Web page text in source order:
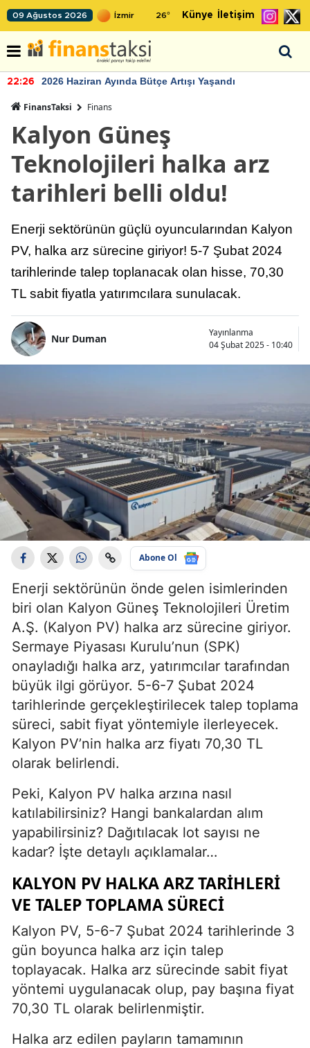
09 Ağustos 2026 26° Künye İletişim
22:26 2026 Haziran Ayında Bütçe Artışı Yaşandı
FinansTaksi Finans
Kalyon Güneş
Teknolojileri halka arz
tarihleri belli oldu!
Enerji sektörünün güçlü oyuncularından Kalyon
PV, halka arz sürecine giriyor! 5-7 Şubat 2024
tarihlerinde talep toplanacak olan hisse, 70,30
TL sabit fiyatla yatırımcılara sunulacak.
Nur Duman
Yayınlanma
04 Şubat 2025 - 10:40
Abone Ol
Enerji sektörünün önde gelen isimlerinden
biri olan Kalyon Güneş Teknolojileri Üretim
A.Ş. (Kalyon PV) halka arz sürecine giriyor.
Sermaye Piyasası Kurulu’nun (SPK)
onayladığı halka arz, yatırımcılar tarafından
büyük ilgi görüyor. 5-6-7 Şubat 2024
tarihlerinde gerçekleştirilecek talep toplama
süreci, sabit fiyat yöntemiyle ilerleyecek.
Kalyon PV’nin halka arz fiyatı 70,30 TL
olarak belirlendi.
Peki, Kalyon PV halka arzına nasıl
katılabilirsiniz? Hangi bankalardan alım
yapabilirsiniz? Dağıtılacak lot sayısı ne
kadar? İşte detaylı açıklamalar…
KALYON PV HALKA ARZ TARIHLERI
VE TALEP TOPLAMA SÜRECI
Kalyon PV, 5-6-7 Şubat 2024 tarihlerinde 3
gün boyunca halka arz için talep
toplayacak. Halka arz sürecinde sabit fiyat
yöntemi uygulanacak olup, pay başına fiyat
70,30 TL olarak belirlenmiştir.
Halka arz edilen payların tamamının